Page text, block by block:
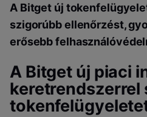
A Bitget új
szigorúbb ellenőrzést,
erősebb
A Bitget új piaci
keretrendszerrel